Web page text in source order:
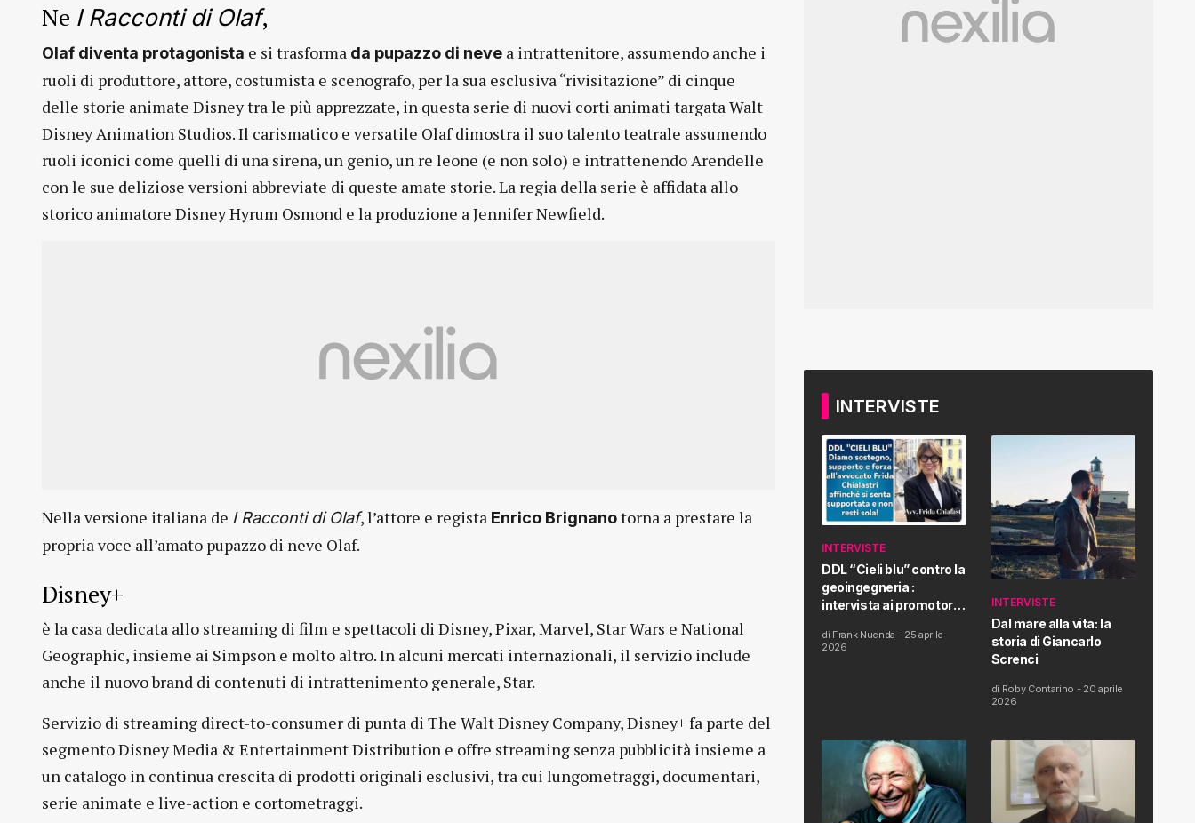
Ne I Racconti di Olaf,
Olaf diventa protagonista e si trasforma da pupazzo di neve a intrattenitore, assumendo anche i
ruoli di produttore, attore, costumista e scenografo, per la sua esclusiva “rivisitazione” di cinque
delle storie animate Disney tra le più apprezzate, in questa serie di nuovi corti animati targata Walt
Disney Animation Studios. Il carismatico e versatile Olaf dimostra il suo talento teatrale assumendo
ruoli iconici come quelli di una sirena, un genio, un re leone (e non solo) e intrattenendo Arendelle
con le sue deliziose versioni abbreviate di queste amate storie. La regia della serie è affidata allo
storico animatore Disney Hyrum Osmond e la produzione a Jennifer Newfield.
Nella versione italiana de I Racconti di Olaf, l’attore e regista Enrico Brignanotorna a prestare la
propria voce all’amato pupazzo di neve Olaf.
Disney+
è la casa dedicata allo streaming di film e spettacoli di Disney, Pixar, Marvel, Star Wars e National
Geographic, insieme ai Simpson e molto altro. In alcuni mercati internazionali, il servizio include
anche il nuovo brand di contenuti di intrattenimento generale, Star.
Servizio di streaming direct-to-consumer di punta di The Walt Disney Company, Disney+ fa parte del
segmento Disney Media & Entertainment Distribution e offre streaming senza pubblicità insieme a
un catalogo in continua crescita di prodotti originali esclusivi, tra cui lungometraggi, documentari,
serie animate e live-action e cortometraggi.
INTERVISTE
INTERVISTE
DDL “Cieli blu” contro la
geoingegneria :
intervista ai promotori
Proposta di Legge
di Frank Nuenda - 25 aprile
2026
INTERVISTE
Dal mare alla vita: la
storia di Giancarlo
Screnci
di Roby Contarino - 20 aprile
2026